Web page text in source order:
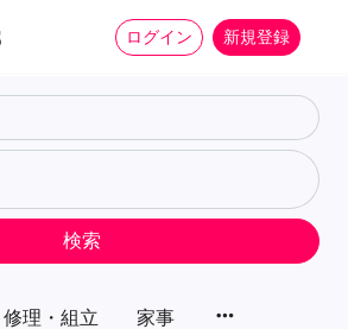
ログイン 新規登録
修理・組立 家事 more_horiz
検索